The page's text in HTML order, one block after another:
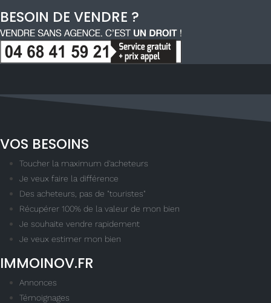
BESOIN DE VENDRE ?
VOS BESOINS
Toucher la maximum d'acheteurs
Je veux faire la différence
Des acheteurs, pas de "touristes"
Récupérer 100% de la valeur de mon bien
Je souhaite vendre rapidement
Je veux estimer mon bien
IMMOINOV.FR
Annonces
Témoignages